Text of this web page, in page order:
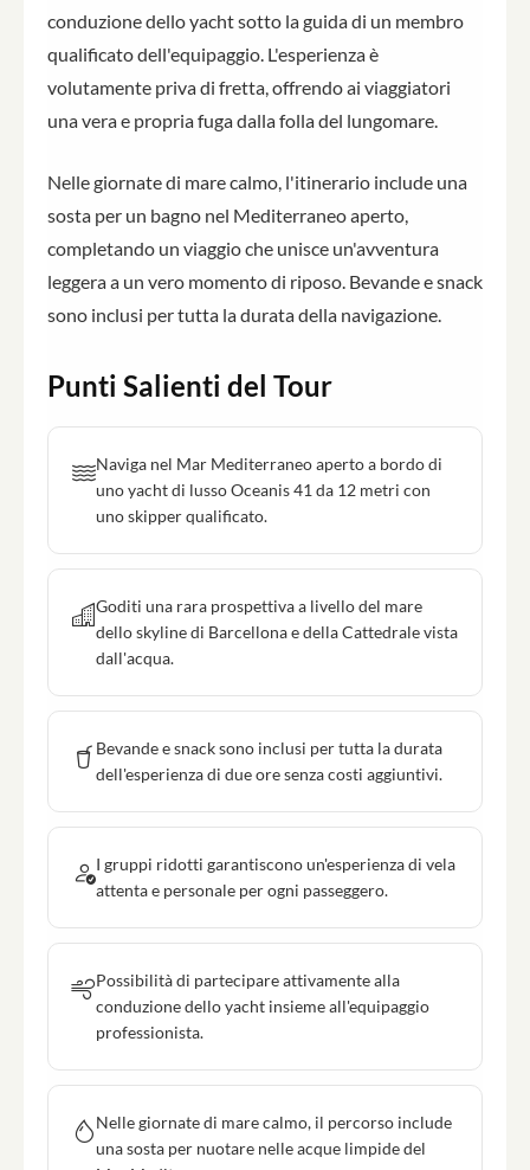
conduzione dello yacht sotto la guida di un membro
qualificato dell'equipaggio. L'esperienza è
volutamente priva di fretta, offrendo ai viaggiatori
una vera e propria fuga dalla folla del lungomare.
Nelle giornate di mare calmo, l'itinerario include una
sosta per un bagno nel Mediterraneo aperto,
completando un viaggio che unisce un'avventura
leggera a un vero momento di riposo. Bevande e snack
sono inclusi per tutta la durata della navigazione.
Punti Salienti del Tour
Naviga nel Mar Mediterraneo aperto a bordo di
uno yacht di lusso Oceanis 41 da 12 metri con
uno skipper qualificato.
Goditi una rara prospettiva a livello del mare
dello skyline di Barcellona e della Cattedrale vista
dall'acqua.
Bevande e snack sono inclusi per tutta la durata
dell'esperienza di due ore senza costi aggiuntivi.
I gruppi ridotti garantiscono un'esperienza di vela
attenta e personale per ogni passeggero.
Possibilità di partecipare attivamente alla
conduzione dello yacht insieme all'equipaggio
professionista.
Nelle giornate di mare calmo, il percorso include
una sosta per nuotare nelle acque limpide del